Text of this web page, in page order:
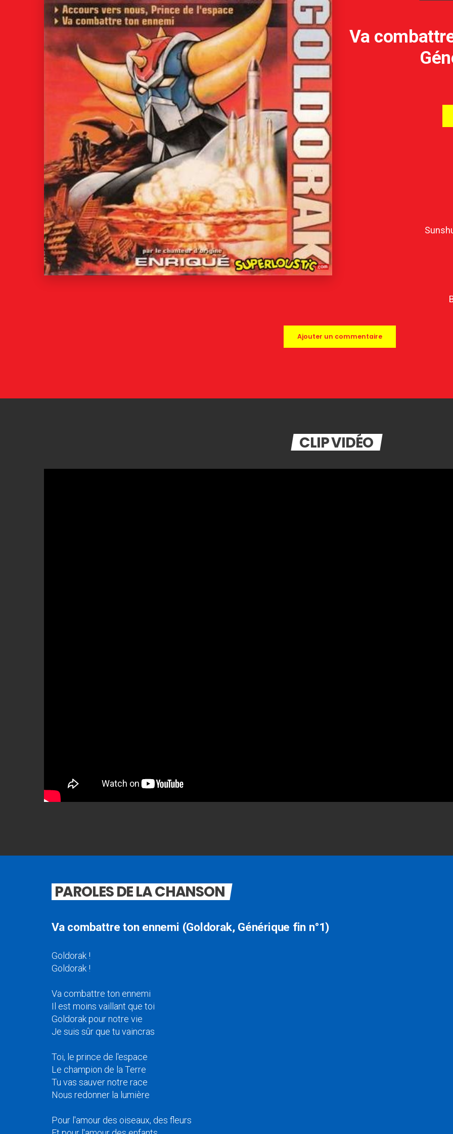
Va
Ajouter un commentaire
CLIP VIDÉO
PAROLES DE LA CHANSON
Va combattre ton ennemi (Goldorak, Générique fin n°1)
Goldorak !
Goldorak !
Va combattre ton ennemi
Il est moins vaillant que toi
Goldorak pour notre vie
Je suis sûr que tu vaincras
Toi, le prince de l'espace
Le champion de la Terre
Tu vas sauver notre race
Nous redonner la lumière
Pour l'amour des oiseaux, des fleurs